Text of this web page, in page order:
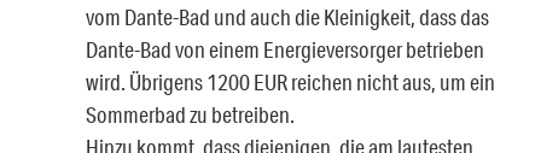
vom Dante-Bad und auch die Kleinigkeit, dass das
Dante-Bad von einem Energieversorger betrieben
wird. Übrigens 1200 EUR reichen nicht aus, um ein
Sommerbad zu betreiben.
Hinzu kommt, dass diejenigen, die am lautesten